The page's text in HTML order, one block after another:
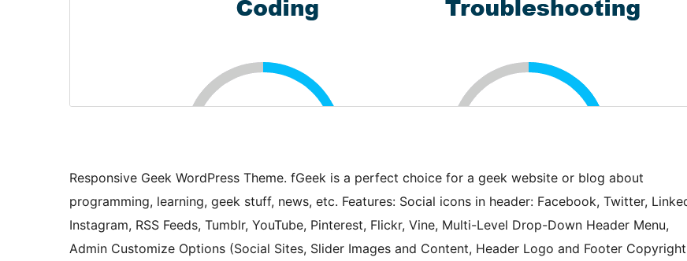
Responsive Geek WordPress Theme. fGeek is a perfect choice for a geek website or blog about
programming, learning, geek stuff, news, etc. Features: Social icons in header: Facebook, Twitter,
Instagram, RSS Feeds, Tumblr, YouTube, Pinterest, Flickr, Vine, Multi-Level Drop-Down Header Menu,
Admin Customize Options (Social Sites, Slider Images and Content, Header Logo and Footer Copyright